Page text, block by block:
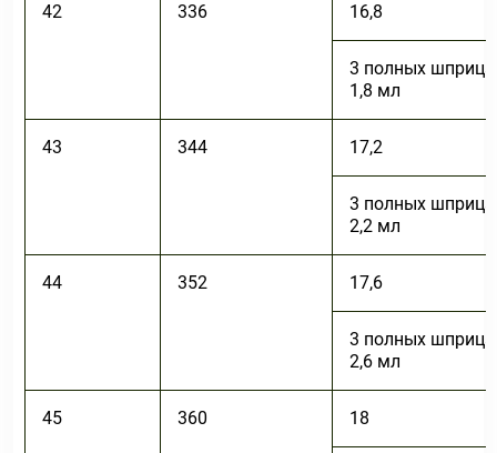
42 336 16,8
3 полных шприца
1,8 мл
43 344 17,2
3 полных шприца
2,2 мл
44 352 17,6
3 полных шприца
2,6 мл
45 360 18